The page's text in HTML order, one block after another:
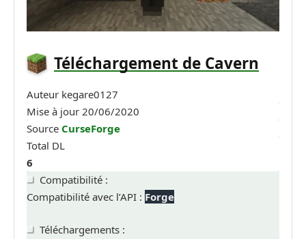
Téléchargement de Cavern
Auteur kegare0127
Mise à jour 20/06/2020
Source CurseForge
Total DL
6
Compatibilité :
Compatibilité avec l’API : Forge
Téléchargements :